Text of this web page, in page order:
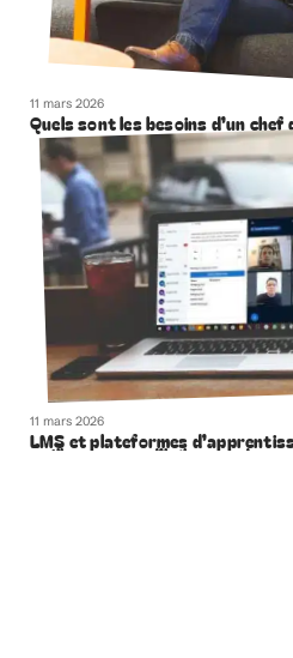
11 mars 2026
Quels sont les besoins d’un chef
11 mars 2026
LMS et plateformes
meilleur moyen d’héberger des